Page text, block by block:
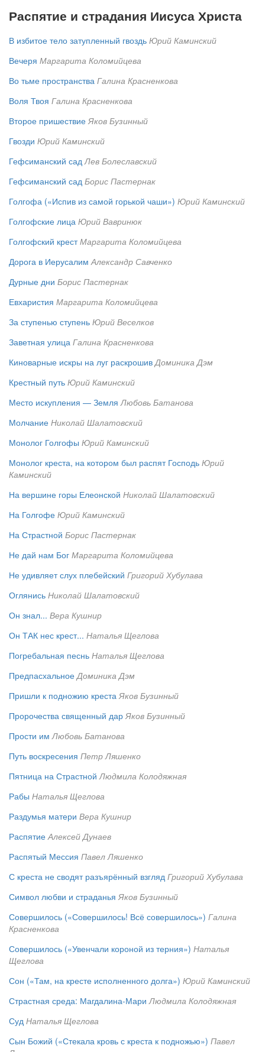
Распятие и страдания Иисуса Христа
В избитое тело затупленный гвоздь Юрий Каминский
Вечеря Маргарита Коломийцева
Во тьме пространства Галина Красненкова
Воля Твоя Галина Красненкова
Второе пришествие Яков Бузинный
Гвозди Юрий Каминский
Гефсиманский садЛев Болеславский
Гефсиманский сад Борис Пастернак
Голгофа («Испив из самой горькой чаши») Юрий Каминский
Голгофские лица Юрий Вавринюк
Голгофский крест Маргарита Коломийцева
Дорога в Иерусалим Александр Савченко
Дурные дни Борис Пастернак
Евхаристия Маргарита Коломийцева
За ступенью ступень Юрий Веселков
Заветная улица Галина Красненкова
Киноварные искры на луг раскрошив Доминика Дэм
Крестный путь Юрий Каминский
Место искупления — Земля Любовь Батанова
Молчание Николай Шалатовский
Монолог Голгофы Юрий Каминский
Монолог креста, на котором был распят Господь Юрий
Каминский
На вершине горы Елеонской Николай Шалатовский
На Голгофе Юрий Каминский
На Страстной Борис Пастернак
Не дай нам Бог Маргарита Коломийцева
Не удивляет слух плебейский Григорий Хубулава
Оглянись Николай Шалатовский
Он знал... Вера Кушнир
Он ТАК нес крест... Наталья Щеглова
Погребальная песнь Наталья Щеглова
Предпасхальное Доминика Дэм
Пришли к подножию креста Яков Бузинный
Пророчества священный дар Яков Бузинный
Прости им Любовь Батанова
Путь воскресения Петр Ляшенко
Пятница на Страстной Людмила Колодяжная
Рабы Наталья Щеглова
Раздумья матери Вера Кушнир
Распятие Алексей Дунаев
Распятый Мессия Павел Ляшенко
С креста не сводят разъярённый взгляд Григорий Хубулава
Символ любви и страданья Яков Бузинный
Совершилось («Совершилось! Всё совершилось») Галина
Красненкова
Совершилось («Увенчали короной из терния») Наталья
Щеглова
Сон («Там, на кресте исполненного долга») Юрий Каминский
Страстная среда: Магдалина-Мари Людмила Колодяжная
Суд Наталья Щеглова
Сын Божий («Стекала кровь с креста к подножью») Павел